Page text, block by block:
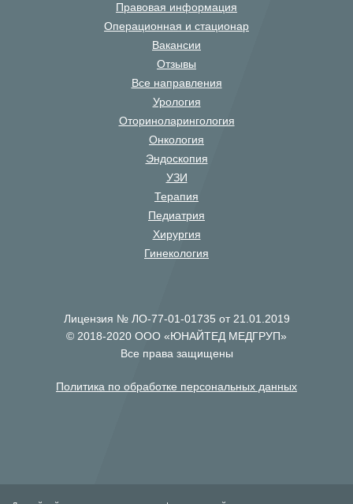
Правовая информация
Операционная и стационар
Вакансии
Отзывы
Все направления
Урология
Оториноларингология
Онкология
Эндоскопия
УЗИ
Терапия
Педиатрия
Хирургия
Гинекология
Лицензия № ЛО-77-01-01735 от 21.01.2019
© 2018-2020 ООО «ЮНАЙТЕД МЕДГРУП»
Все права защищены
Политика по обработке персональных данных